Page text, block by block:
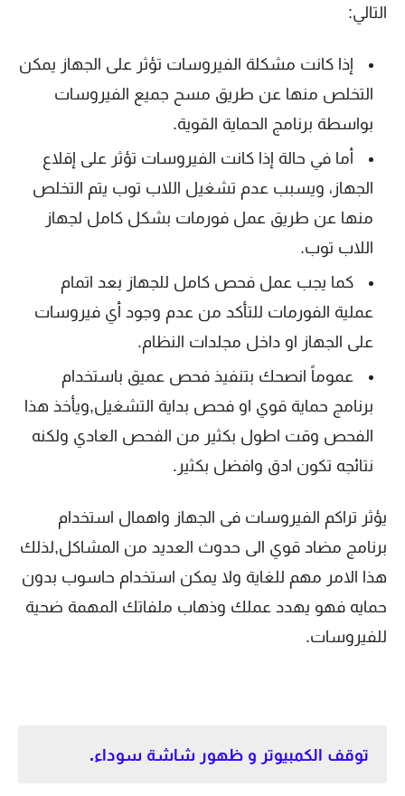
التالي:
إذا كانت مشكلة الفيروسات تؤثر على الجهاز يمكن
التخلص منها عن طريق مسح جميع الفيروسات
بواسطة برنامج الحماية القوية.
أما في حالة إذا كانت الفيروسات تؤثر على إقلاع
الجهاز، ويسبب عدم تشغيل اللاب توب يتم التخلص
منها عن طريق عمل فورمات بشكل كامل لجهاز
اللاب توب.
كما يجب عمل فحص كامل للجهاز بعد اتمام
عملية الفورمات للتأكد من عدم وجود أي فيروسات
على الجهاز او داخل مجلدات النظام.
عموماً انصحك بتنفيذ فحص عميق باستخدام
برنامج حماية قوي او فحص بداية التشغيل,ويأخذ هذا
الفحص وقت اطول بكثير من الفحص العادي ولكنه
نتائجه تكون ادق وافضل بكثير.
يؤثر تراكم الفيروسات فى الجهاز واهمال استخدام
برنامج مضاد قوي الى حدوث العديد من المشاكل,لذلك
هذا الامر مهم للغاية ولا يمكن استخدام حاسوب بدون
حمايه فهو يهدد عملك وذهاب ملفاتك المهمة ضحية
للفيروسات.
توقف الكمبيوتر و ظهور شاشة سوداء.